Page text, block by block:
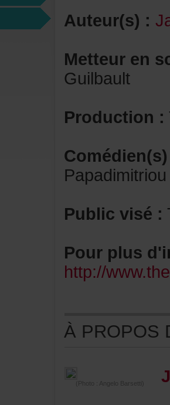
Auteur(s):
Guilbault
Production:
Papadimitriou
Publicvisé:
http://
(Photo:AngeloBarsetti)